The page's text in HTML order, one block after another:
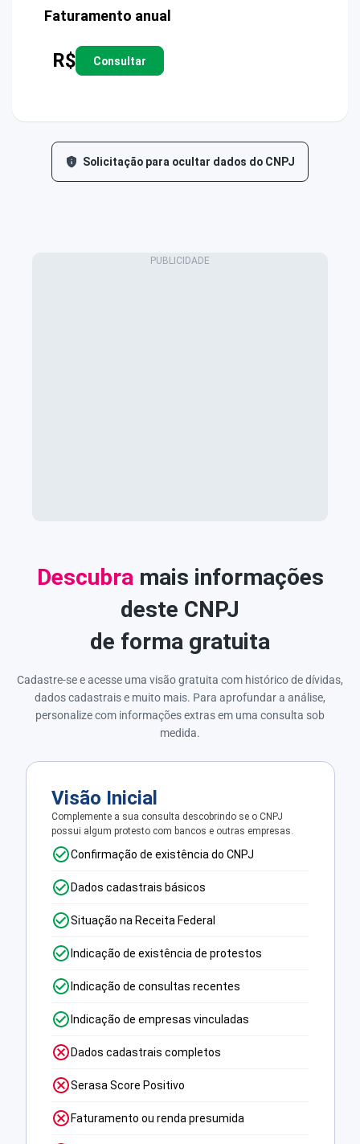
Faturamento anual
R$ Consultar
Solicitação para ocultar dados do CNPJ
Descubra mais informações
deste CNPJ
de forma gratuita
Cadastre-se e acesse uma visão gratuita com histórico de dívidas,
dados cadastrais e muito mais. Para aprofundar a análise,
personalize com informações extras em uma consulta sob
medida.
Visão Inicial
Complemente a sua consulta descobrindo se o CNPJ
possui algum protesto com bancos e outras empresas.
Confirmação de existência do CNPJ
Dados cadastrais básicos
Situação na Receita Federal
Indicação de existência de protestos
Indicação de consultas recentes
Indicação de empresas vinculadas
Dados cadastrais completos
Serasa Score Positivo
Faturamento ou renda presumida